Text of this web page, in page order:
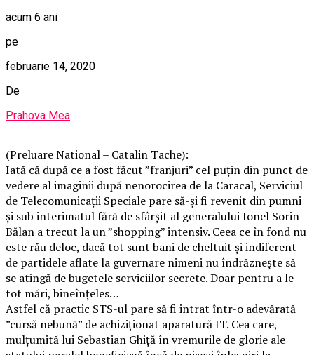
acum 6 ani
pe
februarie 14, 2020
De
Prahova Mea
(Preluare National – Catalin Tache):
Iată că după ce a fost făcut ”franjuri” cel puțin din punct de
vedere al imaginii după nenorocirea de la Caracal, Serviciul
de Telecomunicații Speciale pare să-și fi revenit din pumni
și sub interimatul fără de sfârșit al generalului Ionel Sorin
Bălan a trecut la un ”shopping” intensiv. Ceea ce în fond nu
este rău deloc, dacă tot sunt bani de cheltuit și indiferent
de partidele aflate la guvernare nimeni nu îndrăznește să
se atingă de bugetele serviciilor secrete. Doar pentru a le
tot mări, bineînțeles…
Astfel că practic STS-ul pare să fi intrat într-o adevărată
”cursă nebună” de achiziționat aparatură IT. Cea care,
mulțumită lui Sebastian Ghiță în vremurile de glorie ale